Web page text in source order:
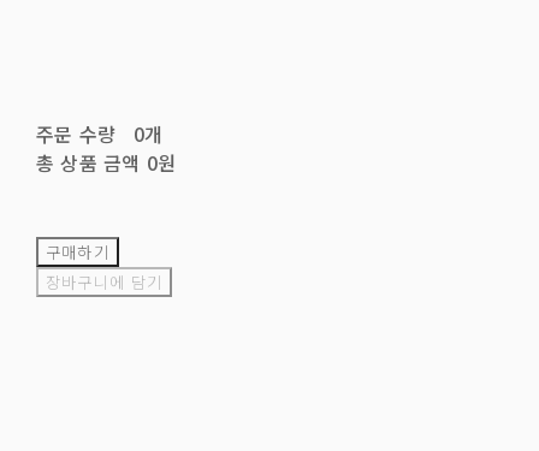
주문 수량
0개
총 상품 금액 0원
구매하기
장바구니에 담기